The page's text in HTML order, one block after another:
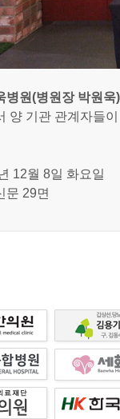
병원(병원장 박원욱)
양 기관 관계자들
12월 8일 화요일
문 29면